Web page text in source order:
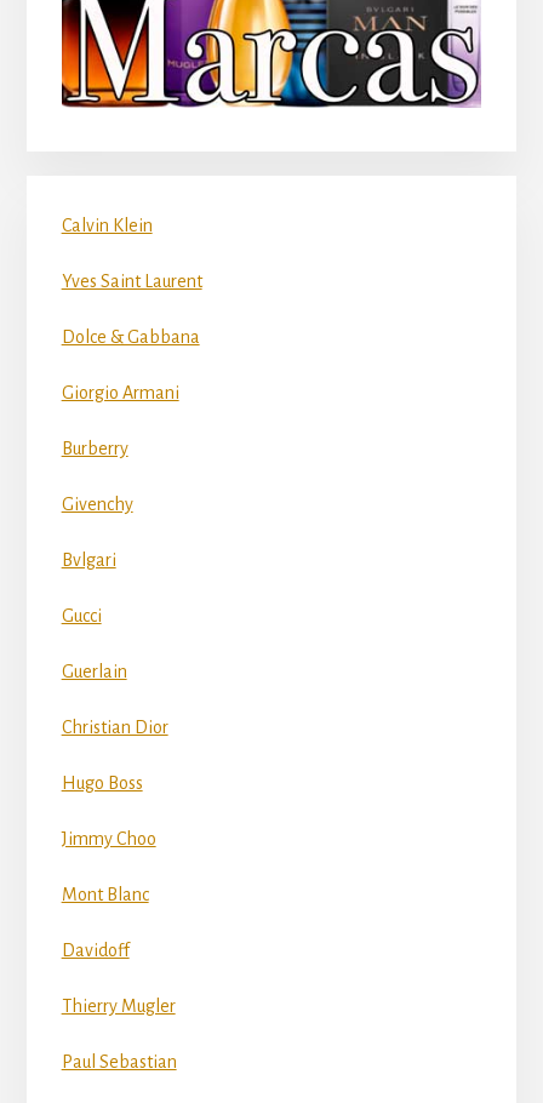
Calvin Klein
Yves Saint Laurent
Dolce & Gabbana
Giorgio Armani
Burberry
Givenchy
Bvlgari
Gucci
Guerlain
Christian Dior
Hugo Boss
Jimmy Choo
Mont Blanc
Davidoff
Thierry Mugler
Paul Sebastian